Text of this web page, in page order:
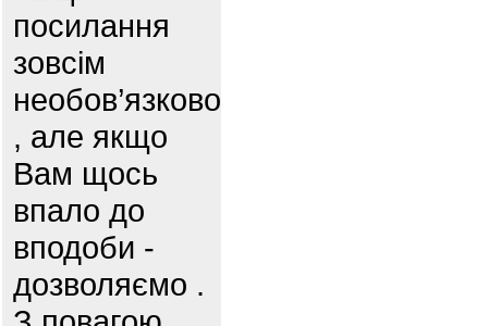
посилання
зовсім
необов’язково
, але якщо
Вам щось
впало до
вподоби -
дозволяємо .